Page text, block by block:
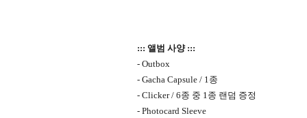
::: 앨범 사양 :::
- Outbox
- Gacha Capsule / 1종
- Clicker / 6종 중 1종 랜덤 증정
- Photocard Sleeve